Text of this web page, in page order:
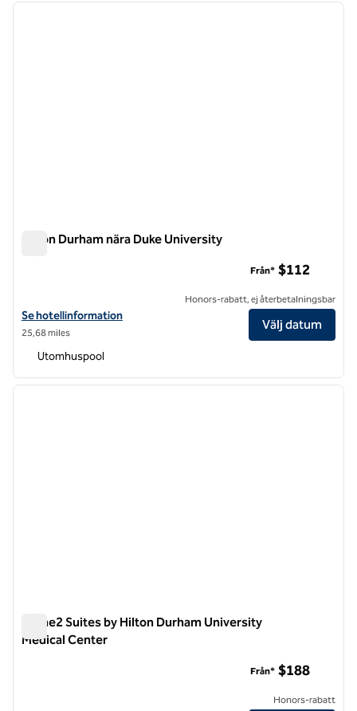
1 av 12
nästa
Hilton Durham nära Duke University
Visa hotelluppgifter för Hilton Durham nära Duke University
Se hotellinformation
25,68 miles
Från* $112
Honors-rabatt, ej återbetalningsbar
Välj datum
Utomhuspool
1 av 12
nästa
Home2 Suites by Hilton Durham University
Medical Center
Från* $188
Honors-rabatt